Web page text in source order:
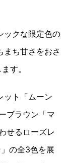
ックな限定色の
まち甘さをおさ
す。
ット「ムーン
ブラウン「マ
せるローズレ
の全3色を展